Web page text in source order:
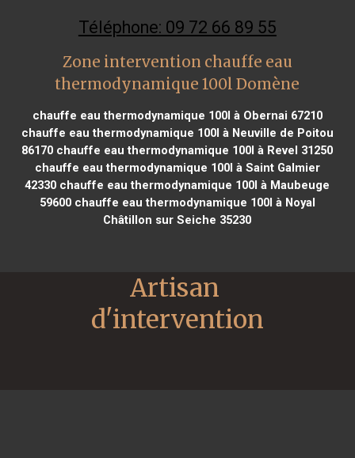
Téléphone: 09 72 66 89 55
Zone intervention chauffe eau
thermodynamique 100l Domène
chauffe eau thermodynamique 100l à Obernai 67210
chauffe eau thermodynamique 100l à Neuville de Poitou
86170 chauffe eau thermodynamique 100l à Revel 31250
chauffe eau thermodynamique 100l à Saint Galmier
42330 chauffe eau thermodynamique 100l à Maubeuge
59600chauffe eau thermodynamique 100l à Noyal
Châtillon sur Seiche 35230
Artisan
d'intervention